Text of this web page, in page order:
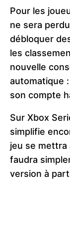
Pour les
ne sera
débloquer
les
nouvelle
automatique
son compte
Sur Xbox
simplifie
jeu se mettra
faudra
version à